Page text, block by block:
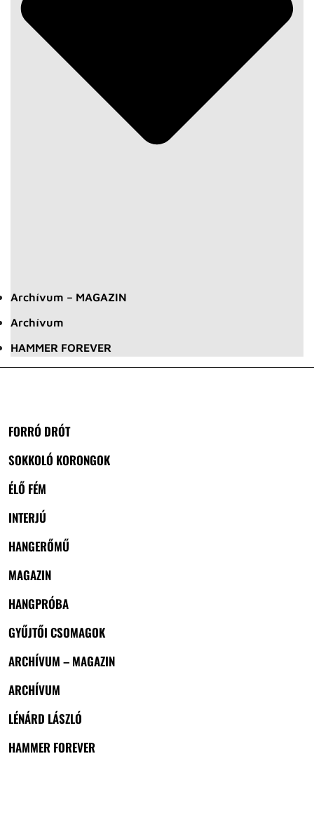
Archívum – MAGAZIN
Archívum
HAMMER FOREVER
FORRÓ DRÓT
SOKKOLÓ KORONGOK
ÉLŐ FÉM
INTERJÚ
HANGERŐMŰ
MAGAZIN
HANGPRÓBA
GYŰJTŐI CSOMAGOK
ARCHÍVUM – MAGAZIN
ARCHÍVUM
LÉNÁRD LÁSZLÓ
HAMMER FOREVER